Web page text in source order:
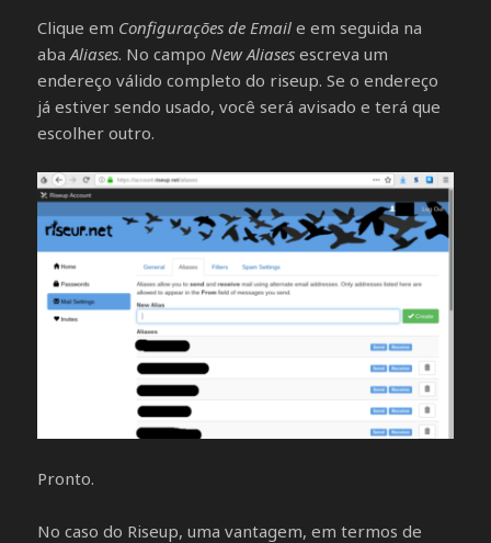
Clique em Configurações de Email e em seguida na
abaAliases. No campoNew Aliases escreva um
endereço válido completo do riseup. Se o endereço
já estiver sendo usado, você será avisado e terá que
escolher outro.
Pronto.
No caso do Riseup, uma vantagem, em termos de